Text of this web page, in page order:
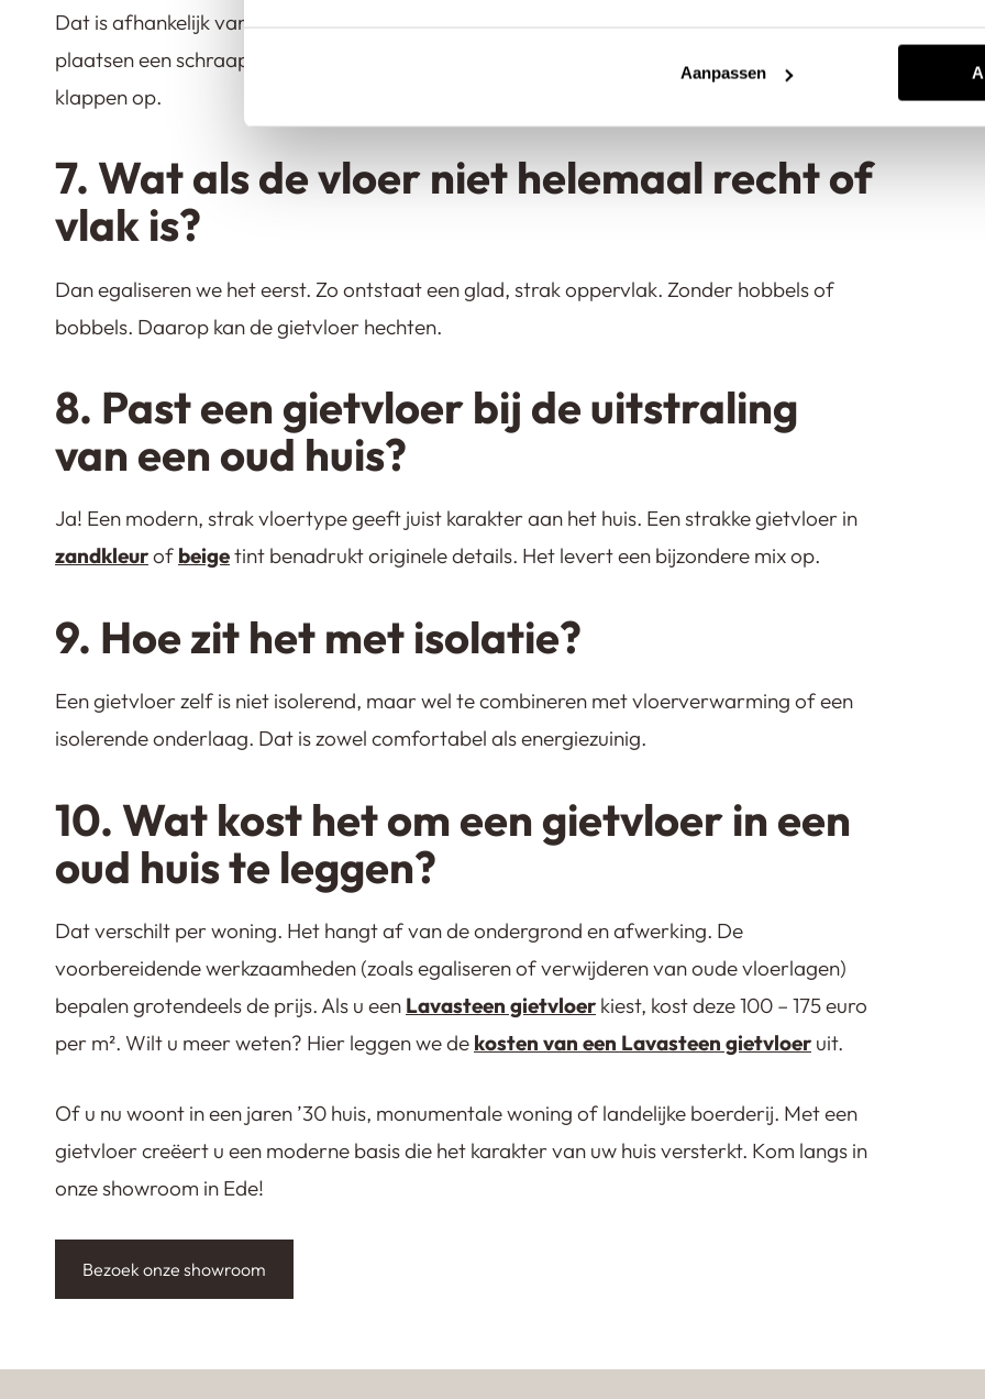
Aanpassen
Dat is afhankelijk van de ondergrond. Als deze stabiel is, is de gietvloer dat ook. We
plaatsen een schraaplaag tussen de huidige vloer en de gietvloer. Die vangt de hardste
klappen op.
7. Wat als de vloer niet helemaal recht of
vlak is?
Dan egaliseren we het eerst. Zo ontstaat een glad, strak oppervlak. Zonder hobbels of
bobbels. Daarop kan de gietvloer hechten.
8. Past een gietvloer bij de uitstraling
van een oud huis?
Ja! Een modern, strak vloertype geeft juist karakter aan het huis. Een strakke gietvloer in
zandkleurof beigetint benadrukt originele details. Het levert een bijzondere mix op.
9. Hoe zit het met isolatie?
Een gietvloer zelf is niet isolerend, maar wel te combineren met vloerverwarming of een
isolerende onderlaag. Dat is zowel comfortabel als energiezuinig.
10. Wat kost het om een gietvloer in een
oud huis te leggen?
Dat verschilt per woning. Het hangt af van de ondergrond en afwerking. De
voorbereidende werkzaamheden (zoals egaliseren of verwijderen van oude vloerlagen)
bepalen grotendeels de prijs. Als u een Lavasteen gietvloerkiest, kost deze 100 – 175 euro
per m². Wilt u meer weten? Hier leggen we de kosten van een Lavasteen gietvloeruit.
Of u nu woont in een jaren ’30 huis, monumentale woning of landelijke boerderij. Met een
gietvloer creëert u een moderne basis die het karakter van uw huis versterkt. Kom langs in
onze showroom in Ede!
Bezoek onze showroom